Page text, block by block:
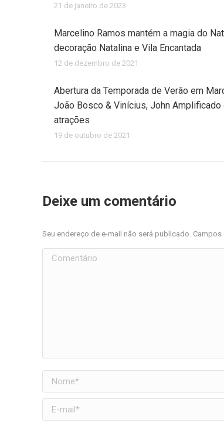
21 de janeiro de 2023
Marcelino Ramos mantém a magia do
decoração Natalina e Vila Encantada
12 de dezembro de 2021
Abertura da Temporada de Verão em
João Bosco & Vinícius, John Amplificado
atrações
19 de outubro de 2021
Deixe um comentário
Seu endereço de e-mail não será publicado.
Comentário
Nome *
E-mail *